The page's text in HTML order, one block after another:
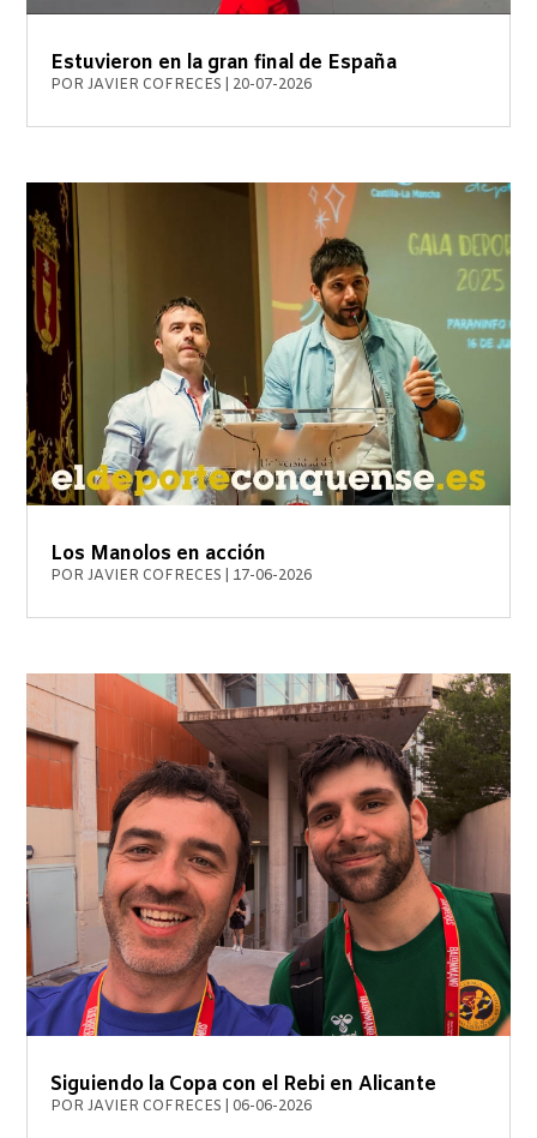
Estuvieron en la gran final de España
PORJAVIER COFRECES 20-07-2026
Los Manolos en acción
PORJAVIER COFRECES 17-06-2026
Siguiendo la Copa con el Rebi en Alicante
PORJAVIER COFRECES 06-06-2026